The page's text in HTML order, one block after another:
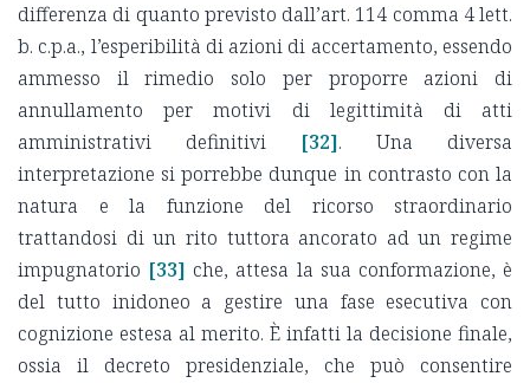
differenza di quanto previsto dall’art. 114 comma 4 lett.
b. c.p.a., l’esperibilità di azioni di accertamento, essendo
ammesso il rimedio solo per proporre azioni di
annullamento per motivi di legittimità di atti
amministrativi definitivi
[32]. Una diversa
interpretazione si porrebbe dunque in contrasto con la
natura e la funzione del ricorso straordinario
trattandosi di un rito tuttora ancorato ad un regime
impugnatorio [33] che, attesa la sua conformazione, è
del tutto inidoneo a gestire una fase esecutiva con
cognizione estesa al merito. È infatti la decisione finale,
ossia il decreto presidenziale, che può consentire